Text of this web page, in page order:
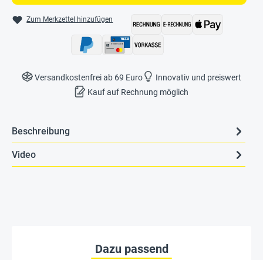
Zum Merkzettel hinzufügen
Versandkostenfrei ab 69 Euro
Innovativ und preiswert
Kauf auf Rechnung möglich
Beschreibung
Video
Dazu passend